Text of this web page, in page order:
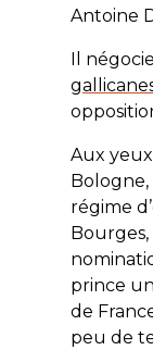
Antoine
Il
Aux
Bologne,
régime
prince
de
peu de